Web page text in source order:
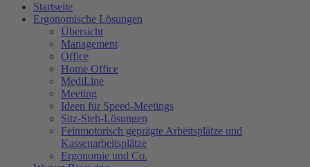
Startseite
Ergonomische Lösungen
Übersicht
Management
Office
Home Office
MediLine
Meeting
Ideen für Speed-Meetings
Sitz-Steh-Lösungen
Feinmotorisch geprägte Arbeitsplätze und
Kassenarbeitsplätze
Ergonomie und Co.